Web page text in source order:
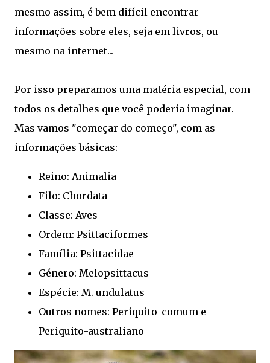
mesmo assim, é bem difícil encontrar
informações sobre eles, seja em livros, ou
mesmo na internet...
Por isso preparamos uma matéria especial, com
todos os detalhes que você poderia imaginar.
Mas vamos "começar do começo", com as
informações básicas:
Reino: Animalia
Filo: Chordata
Classe: Aves
Ordem: Psittaciformes
Família: Psittacidae
Género: Melopsittacus
Espécie: M. undulatus
Outros nomes: Periquito-comum e
Periquito-australiano